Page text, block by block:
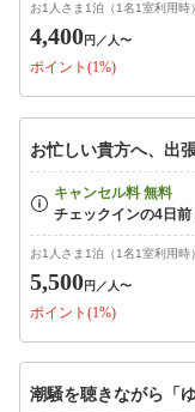
お1人さま1泊（1名1室利用時
4,400円 ／人〜
ポイント(1%)
お忙しい貴方へ、出
お1人さま1泊（1名1室利用時
5,500円 ／人〜
ポイント(1%)
潮騒を聴きながら「